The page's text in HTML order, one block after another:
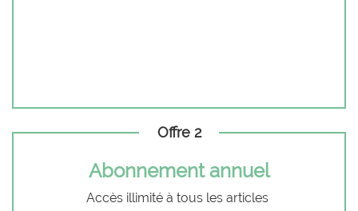
Offre 2
Abonnement annuel
Accès illimité à tous les articles